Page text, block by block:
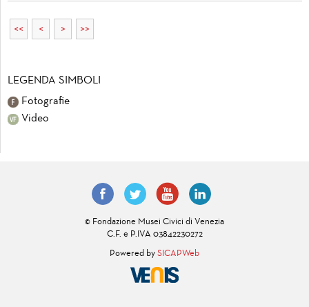
<< < > >>
LEGENDA SIMBOLI
Fotografie
Video
© Fondazione Musei Civici di Venezia
C.F. e P.IVA 03842230272
Powered by SICAPWeb